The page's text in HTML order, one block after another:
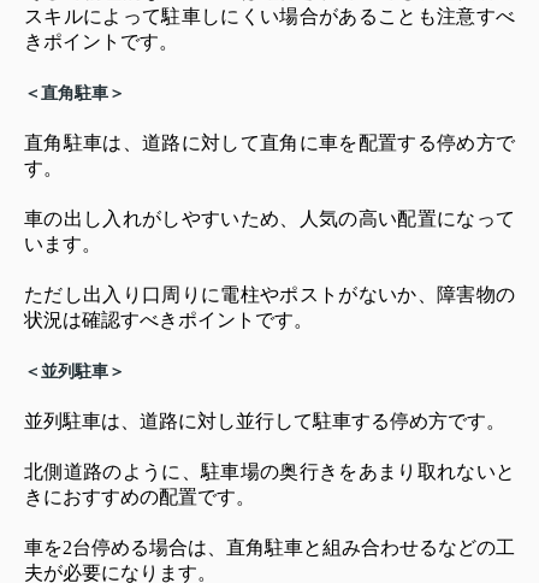
スキルによって駐車しにくい場合があることも注意すべ
きポイントです。
＜直角駐車＞
直角駐車は、道路に対して直角に車を配置する停め方で
す。
車の出し入れがしやすいため、人気の高い配置になって
います。
ただし出入り口周りに電柱やポストがないか、障害物の
状況は確認すべきポイントです。
＜並列駐車＞
並列駐車は、道路に対し並行して駐車する停め方です。
北側道路のように、駐車場の奥行きをあまり取れないと
きにおすすめの配置です。
車を2台停める場合は、直角駐車と組み合わせるなどの工
夫が必要になります。